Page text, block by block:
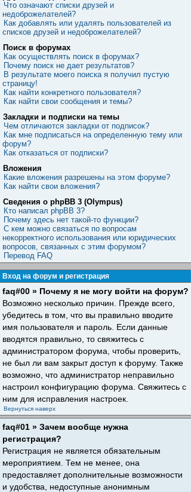
Что означают списки друзей и
недоброжелателей?
Как добавлять или удалять пользователей из
списков друзей и недоброжелателей?
Поиск в форумах
Как осуществлять поиск в форумах?
Почему поиск не дает результатов?
В результате моего поиска я получил пустую
страницу!
Как найти конкретного пользователя?
Как найти свои сообщения и темы?
Закладки и подписки на темы
Чем отличаются закладки от подписок?
Как мне подписаться на определенную тему или
форум?
Как отказаться от подписки?
Вложения
Какие вложения разрешены на этом форуме?
Как найти свои вложения?
Сведения о phpBB 3 (Olympus)
Кто написал phpBB 3?
Почему здесь нет такой-то функции?
С кем можно связаться по вопросам
некорректного использования или юридических
вопросов, связанных с этим форумом?
Перевод FAQ
Вход на форум и регистрация
faq#00 » Почему я не могу войти на форум?
Возможно несколько причин. Прежде всего,
убедитесь в том, что вы правильно вводите
имя пользователя и пароль. Если данные
вводятся правильно, то свяжитесь с
администратором форума, чтобы проверить,
не был ли вам закрыт доступ к форуму. Также
возможно, что администратор неправильно
настроил конфигурацию форума. Свяжитесь с
ним для исправления настроек.
Вернуться наверх
faq#01 » Зачем вообще нужна
регистрация?
Регистрация не является обязательным
мероприятием. Тем не менее, она
предоставляет дополнительные возможности
и удобства, недоступные анонимным